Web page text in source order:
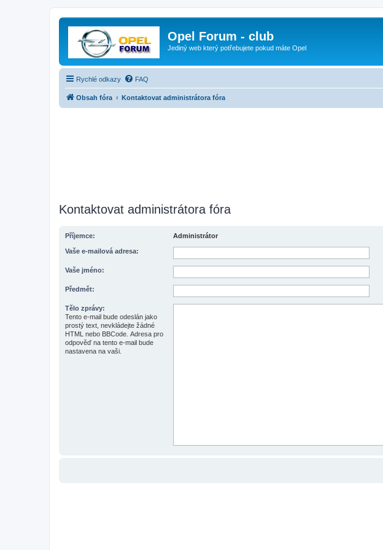
Opel Forum - club
Jediný web který potřebujete pokud máte Opel
Rychlé odkazy FAQ
Obsah fóra Kontaktovat administrátora fóra
Kontaktovat administrátora fóra
Příjemce: Administrátor
Vaše e-mailová adresa:
Vaše jméno:
Předmět:
Tělo zprávy:
Tento e-mail bude odeslán jako
prostý text, nevkládejte žádné
HTML nebo BBCode. Adresa pro
odpověď na tento e-mail bude
nastavena na vaši.